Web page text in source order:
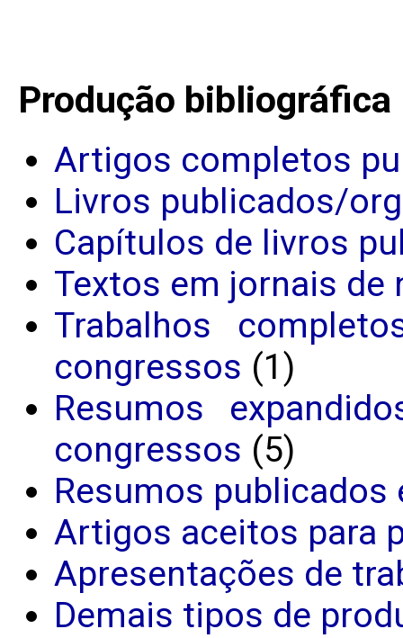
Produção bibliográfica
Artigos completos
Livros publicados/
Capítulos de livros
Textos em jornais
Trabalhos
congressos (1)
Resumos
congressos (5)
Resumos
Artigos aceitos para
Apresentações de
Demais tipos de